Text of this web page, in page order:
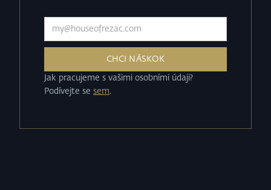
Jak pracujeme s vašimi osobními údaji?
Podívejte se sem.